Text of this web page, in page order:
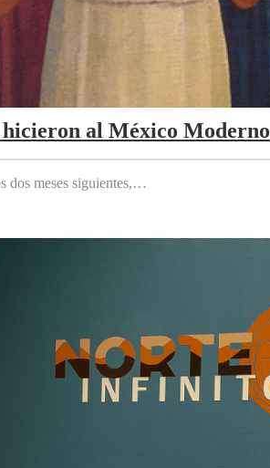
hicieron al México Moderno
dos meses siguientes,…